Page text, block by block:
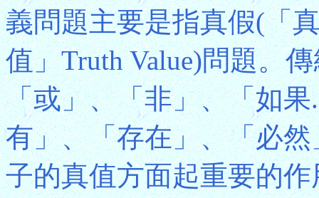
義問題主要是指真假(「
值」Truth Value)問題。
「或」、「非」、「如
有」、「存在」、「必
子的真值方面起重要的